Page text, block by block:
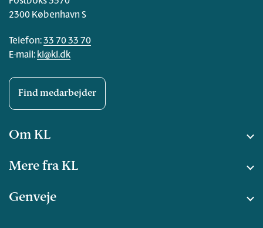
2300 København S
Telefon:33 70 33 70
E-mail: kl@kl.dk
Find medarbejder
Om KL
Mere fra KL
Genveje